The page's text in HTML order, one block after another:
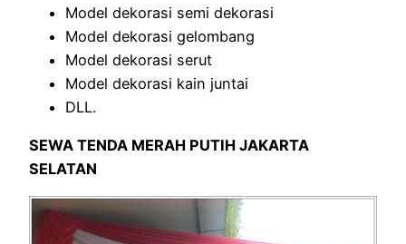
Model dekorasi semi dekorasi
Model dekorasi gelombang
Model dekorasi serut
Model dekorasi kain juntai
DLL.
SEWA TENDA MERAH PUTIH JAKARTA
SELATAN